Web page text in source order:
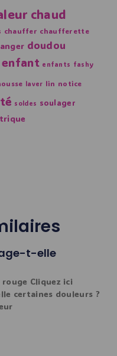
chaud
chauffer chaufferette
doudou
enfant enfants fashy
laver lin notice
soldes soulager
t-elle
Cliquez ici
certaines douleurs ?